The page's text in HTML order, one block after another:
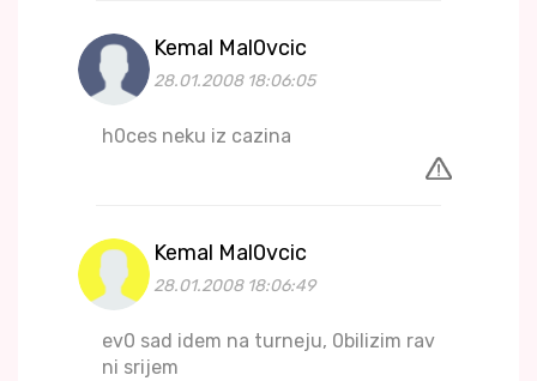
Kemal Mal0vcic
28.01.2008 18:06:05
h0ces neku iz cazina
Kemal Mal0vcic
28.01.2008 18:06:49
ev0 sad idem na turneju, 0bilizim rav
ni srijem